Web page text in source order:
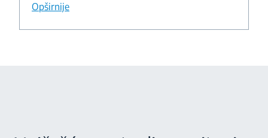
Opširnije